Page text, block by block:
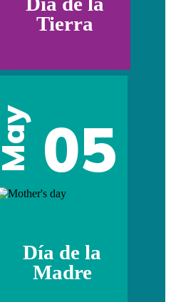
Tierra
May 05
Día de la
Madre